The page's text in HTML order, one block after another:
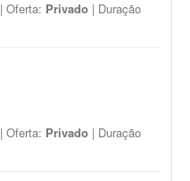
| Oferta: Privado | Duração
| Oferta: Privado | Duração